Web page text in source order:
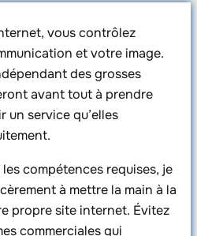
vous contrôlez
et votre image.
des grosses
avant tout à prendre
service qu’elles
compétences requises, je
à mettre la main à la
propre site internet. Évitez
commerciales qui